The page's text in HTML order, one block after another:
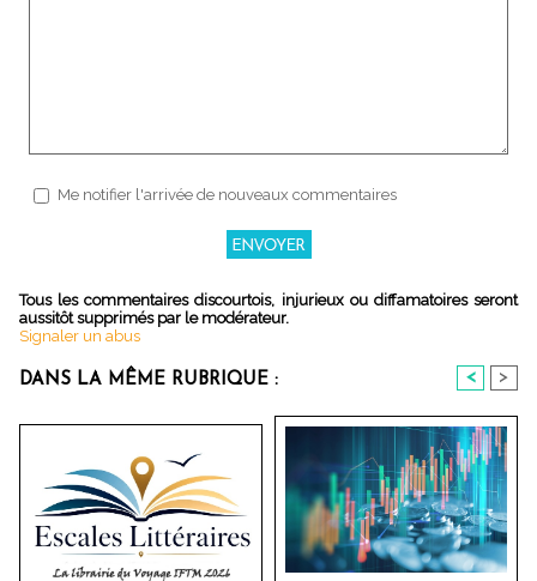
Me notifier l'arrivée de nouveaux commentaires
Tous les commentaires discourtois, injurieux ou diffamatoires seront
aussitôt supprimés par le modérateur.
Signaler un abus
DANS LA MÊME RUBRIQUE : < >